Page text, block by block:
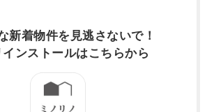
新着物件を 見逃さないで！
インストールはこちらから